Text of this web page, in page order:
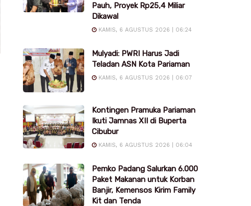
Pauh, Proyek Rp25,4 Miliar
Dikawal
KAMIS, 6 AGUSTUS 2026 | 06:24
Mulyadi: PWRI Harus Jadi
Teladan ASN Kota Pariaman
KAMIS, 6 AGUSTUS 2026 | 06:07
Kontingen Pramuka Pariaman
Ikuti Jamnas XII di Buperta
Cibubur
KAMIS, 6 AGUSTUS 2026 | 06:04
Pemko Padang Salurkan 6.000
Paket Makanan untuk Korban
Banjir, Kemensos Kirim Family
Kit dan Tenda